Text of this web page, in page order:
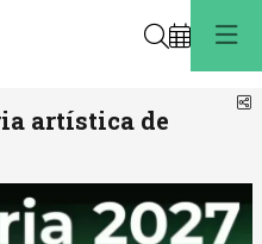
Buscar
artística de